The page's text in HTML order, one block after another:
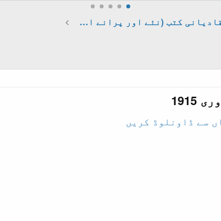
قادیانی کتب (نئے اور پرانے ایڈیشن)
سے ڈاونلوڈ کریں